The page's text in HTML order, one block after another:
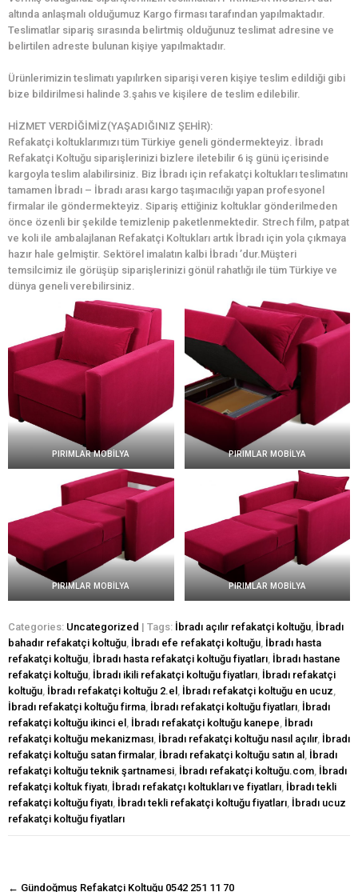
altında anlaşmalı olduğumuz Kargo firması tarafından yapılmaktadır.
Teslimatlar sipariş sırasında belirtmiş olduğunuz teslimat adresine ve
belirtilen adreste bulunan kişiye yapılmaktadır.
Ürünlerimizin teslimatı yapılırken siparişi veren kişiye teslim edildiği gibi
bize bildirilmesi halinde 3.şahıs ve kişilere de teslim edilebilir.
HİZMET VERDİĞİMİZ(YAŞADIĞINIZ ŞEHİR):
Refakatçi koltuklarımızı tüm Türkiye geneli göndermekteyiz. İbradı
Refakatçi Koltuğu siparişlerinizi bizlere iletebilir 6 iş günü içerisinde
kargoyla teslim alabilirsiniz. Biz İbradı için refakatçi koltukları teslimatını
tamamen İbradı – İbradı arası kargo taşımacılığı yapan profesyonel
firmalar ile göndermekteyiz. Sipariş ettiğiniz koltuklar gönderilmeden
önce özenli bir şekilde temizlenip paketlenmektedir. Strech film, patpat
ve koli ile ambalajlanan Refakatçi Koltukları artık İbradı için yola çıkmaya
hazır hale gelmiştir. Sektörel imalatın kalbi İbradı ’dur.Müşteri
temsilcimiz ile görüşüp siparişlerinizi gönül rahatlığı ile tüm Türkiye ve
dünya geneli verebilirsiniz.
PIRIMLAR MOBİLYA PIRIMLAR MOBİLYA
PIRIMLAR MOBİLYA PIRIMLAR MOBİLYA
Categories: Uncategorized | Tags: İbradı açılır refakatçi koltuğu İbradı
bahadır refakatçi koltuğu İbradı efe refakatçi koltuğu İbradı hasta
refakatçi koltuğu İbradı hasta refakatçi koltuğu fiyatları İbradı hastane
refakatçi koltuğu İbradı ikili refakatçi koltuğu fiyatları İbradı refakatçi
koltuğu İbradı refakatçi koltuğu 2.el İbradı refakatçi koltuğu en ucuz
İbradı refakatçi koltuğu firma İbradı refakatçi koltuğu fiyatları İbradı
refakatçi koltuğu ikinci el
İbradı refakatçi koltuğu kanepe İbradı
refakatçi koltuğu mekanizması İbradı refakatçi koltuğu nasıl açılır, İbradı
refakatçi koltuğu satan firmalar, İbradı refakatçi koltuğu satın al
İbradı
refakatçi koltuğu teknik şartnamesi İbradı refakatçi koltuğu.com İbradı
refakatçi koltuk fiyatı İbradı refakatçı koltukları ve fiyatları İbradı tekli
refakatçi koltuğu fiyatı İbradı tekli refakatçi koltuğu fiyatları İbradı ucuz
refakatçi koltuğu fiyatları
← Gündoğmuş Refakatçi Koltuğu 0542 251 11 70